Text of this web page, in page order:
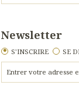
Newsletter
S'INSCRIRE SE